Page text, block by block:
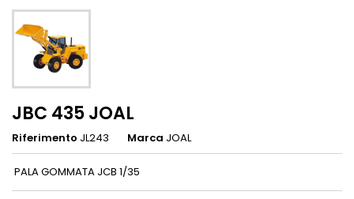
JBC 435 JOAL
Riferimento JL243 Marca JOAL
PALA GOMMATA JCB 1/35